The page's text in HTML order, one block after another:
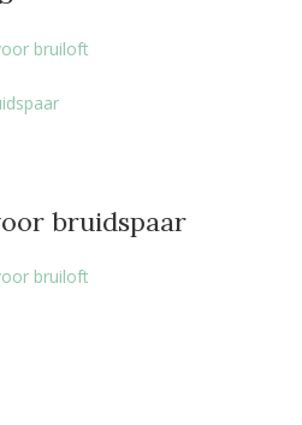
bruiloft
bruidspaar
bruiloft